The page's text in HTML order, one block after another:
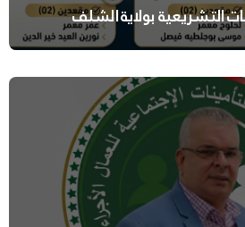
التشريعية بولاية الشلف